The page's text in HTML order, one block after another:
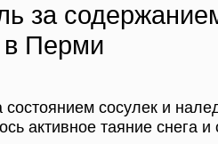
за
в Перми
состоянием сосулек и
активное таяние снега и